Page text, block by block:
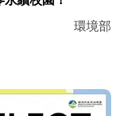
環境部